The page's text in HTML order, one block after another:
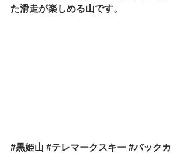
た滑走が楽しめる山です。
#黒姫山 #テレマークスキー #バックカ